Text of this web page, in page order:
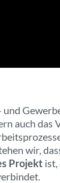
und
auch das
wir,
Projekt ist,